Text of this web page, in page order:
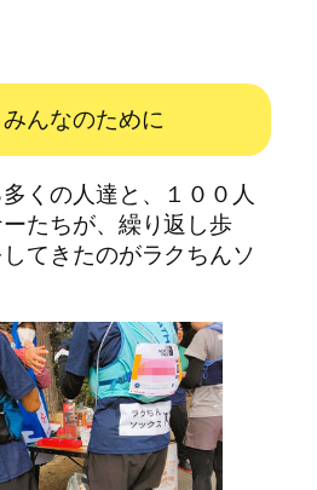
んなのために
くの人達と、１００人
たちが、繰り返し歩
てきたのがラクちんソ